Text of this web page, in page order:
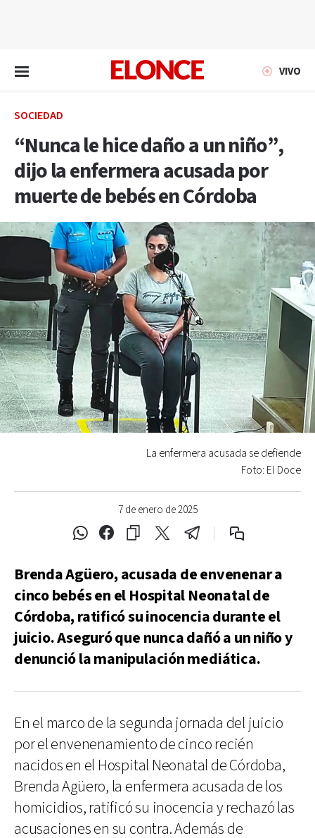
VIVO
SOCIEDAD
“Nunca le hice daño a un niño”,
dijo la enfermera acusada por
muerte de bebés en Córdoba
7 de enero de 2025
La enfermera acusada se defiende
Foto: El Doce
Brenda Agüero, acusada de envenenar a
cinco bebés en el Hospital Neonatal de
Córdoba, ratificó su inocencia durante el
juicio. Aseguró que nunca dañó a un niño y
denunció la manipulación mediática.
En el marco de la segunda jornada del juicio
por el envenenamiento de cinco recién
nacidos en el Hospital Neonatal de Córdoba,
Brenda Agüero, la enfermera acusada de los
homicidios, ratificó su inocencia y rechazó las
acusaciones en su contra. Además de